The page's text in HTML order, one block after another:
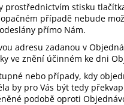
stisku
případě nebude
přímo Nám.
adresu zadanou v
ve znění účinném ke dni
nebo případy, kdy
by pro Vás být tedy
podobě oproti